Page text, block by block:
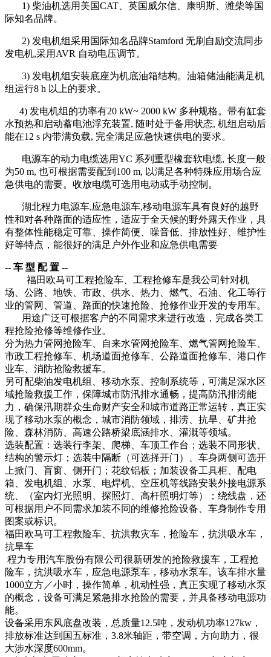
1) 柴油机选用美国CAT、英国威尔信、康明斯、潍柴等国
际知名品牌。
2) 发电机组采用国际知名品牌Stamford 无刷自励交流同步
发电机,采用AVR 自动电压调节。
3) 发电机组安装底座为机底油箱结构。油箱储油能满足机
组运行8 h 以上的要求。
4) 发电机组的功率有20 kW~ 2000 kW 多种规格。带有缸套
水预热和启动蓄电池浮充装置, 随时处于备用状态, 机组启动后
能在12 s 内带满负载, 完全满足应急快速供电的要求。
电源车的动力电缆选用YC 系列重型橡套软电缆, 长度一般
为50 m, 也可根据需要配到100 m, 以满足各种特殊应用场合应
急供电的需要。收放电缆可选用电动或手动控制。
湖北程力电源车,应急电源车,移动电源车具有良好的越野
性和对各种路面的适应性，适应于全天候的野外露天作业，具
有整体性能稳定可靠、操作简便、噪音低、排放性好、维护性
好等特点，能很好的满足户外作业和应急供电需要
-- 车 型 配 置 --
福田欧马可 工程抢险车、工程抢修车是我公司针对机
场、公路、地铁、市政、供水、热力、燃气、石油、化工等行
业的管网、管道、路面的快速抢险、抢修作业开发的专用车。
用途广泛可根据客户的不同需求来进行改造，完成各类工
程抢险抢修等维修作业。
分为热力管网抢险车、自来水管网抢险车、燃气管网抢险车、
市政工程抢修车、机场道面抢修车、公路道面抢修车、港口作
业车、消防抢险救援车。
另可配柴油发电机组、移动水泵、控制系统等，可满足深水区
域抢险救援工作，保障城市防汛排水通畅，提高防汛排涝能
力，确保汛期群众生命财产安全和城市道路正常运转，真正实
现了移动水泵的概念，城市消防领域，排涝、抗旱、矿井抢
险、森林消防、高速公路桥梁底涵排水、灌溉等领域。
选装配置：选装行李架、爬梯、车顶工作台；选装不同形状、
结构的警示灯；选装中隔断（可选择开门）、车身两侧可选开
上掀门、盲窗、侧开门；花纹铝板；加装设备工具柜、配电
箱、发电机组、水泵、电焊机、空压机等线路安装外接电源系
统、（室内灯光照明、探照灯、高杆照明灯等）；绕线盘，还
可根据用户不同需求加装不同的维修抢险设备、车身制作专用
图案或标识。
福田欧马可工程救险车、抗洪救灾车，抢险车，抗洪吸水车，
抗旱车
程力专用汽车股份有限公司很新研发的抢险救援车，工程抢
险车，抗洪吸水车，应急电源泵车，移动水泵车。该车排水量
1000立方／小时，操作简单，机动性强，真正实现了移动水泵
的概念，设备可满足紧急排水抢险的需要，并具备移动电源功
能。
设备采用东风底盘改装，总质量12.5吨，发动机功率127kw，
排放标准达到国五标准，3.8米轴距，带空调，方向助力，很
大涉水深度600mm。